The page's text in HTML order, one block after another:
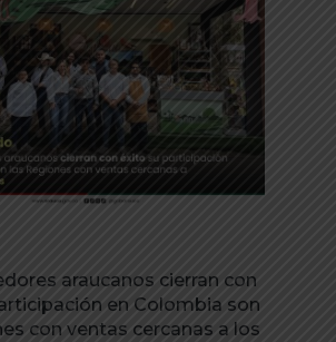
araucanos cierran con
en Colombia son
con ventas cercanas a los